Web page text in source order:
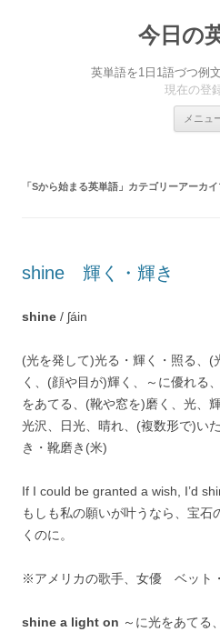
今日の
英単語を1日1語づつ例
現在の登
メニュ
「Sから始まる英単語 」カテゴリーアーカ
shine 輝く・輝き
shine / ʃáin
(光を発して)光る・輝く・照る、(
く、(顔や目が)輝く、～に優れる
をあてる、(靴や窓を)磨く、光、
光沢、日光、晴れ、(複数形で)い
き・靴磨き(米)
If I could be granted a wish, I’d
もしも私の願いが叶うなら、宝石
くのに。
※アメリカの歌手、女優 ベット
shine a light on ～に光をあてる